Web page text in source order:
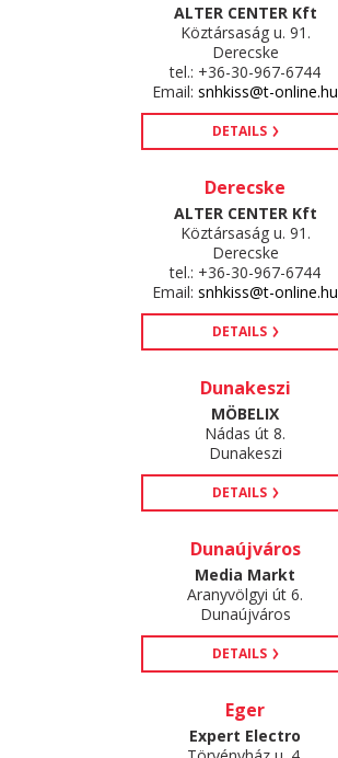
ALTER CENTER Kft
Köztársaság u. 91.
Derecske
tel.: +36-30-967-6744
Email: snhkiss@t-online.hu
DETAILS
Derecske
ALTER CENTER Kft
Köztársaság u. 91.
Derecske
tel.: +36-30-967-6744
Email: snhkiss@t-online.hu
DETAILS
Dunakeszi
MÖBELIX
Nádas út 8.
Dunakeszi
DETAILS
Dunaújváros
Media Markt
Aranyvölgyi út 6.
Dunaújváros
DETAILS
Eger
Expert Electro